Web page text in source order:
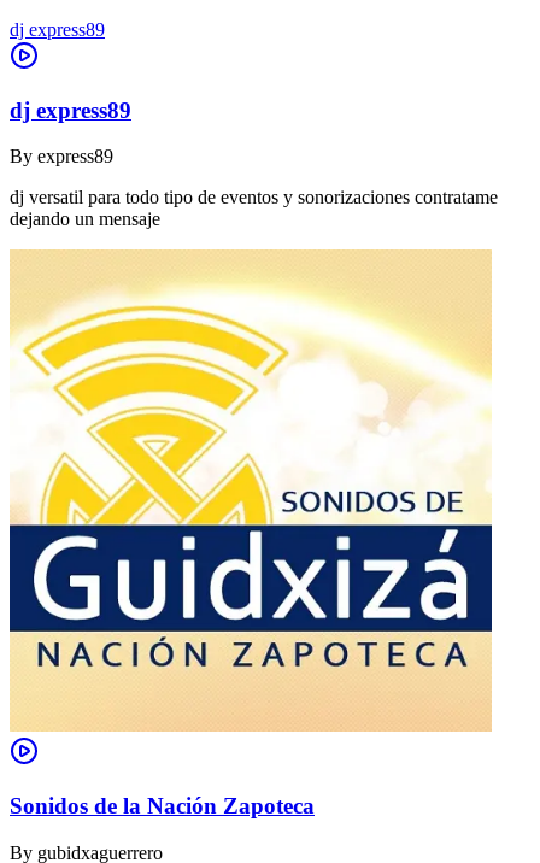
dj express89
dj express89
By express89
dj versatil para todo tipo de eventos y sonorizaciones contratame
dejando un mensaje
Sonidos de la Nación Zapoteca
By gubidxaguerrero